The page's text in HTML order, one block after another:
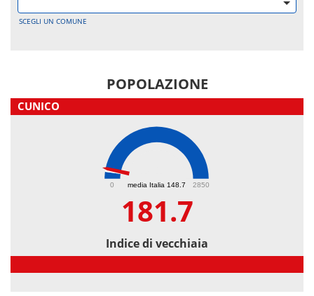
SCEGLI UN COMUNE
POPOLAZIONE
CUNICO
media Italia 148.7
0 2850
181.7
Indice di vecchiaia